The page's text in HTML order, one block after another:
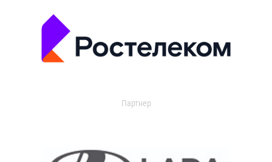
Партнер